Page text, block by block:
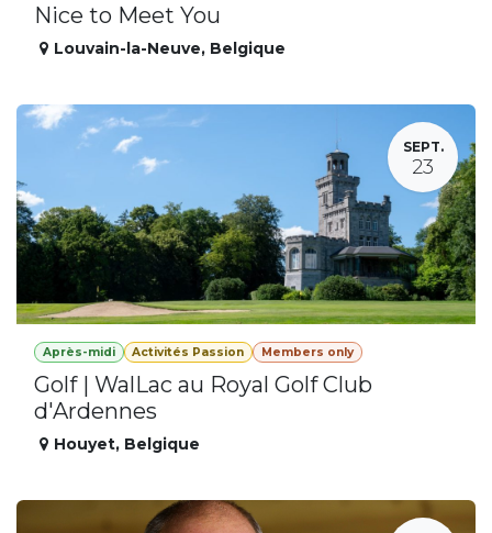
Nice to Meet You
Louvain-la-Neuve, Belgique
SEPT.
23
Après-midi Activités Passion Members only
Golf | WalLac au Royal Golf Club
d'Ardennes
Houyet, Belgique